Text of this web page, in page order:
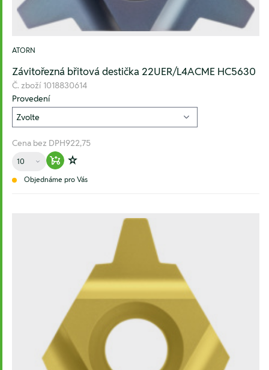
ATORN
Závitořezná břitová destička 22UER/L4ACME HC5630
Č. zboží 1018830614
Provedení
Cena bez DPH922,75
Množství
Warenkorb hinzufügen
Zur Wunschliste hinzufügen
Objednáme pro Vás